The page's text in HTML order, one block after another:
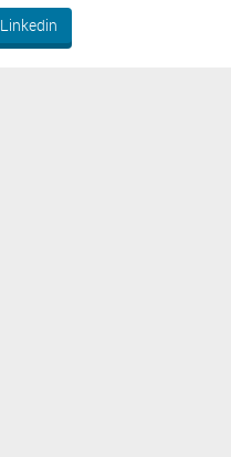
Linkedin